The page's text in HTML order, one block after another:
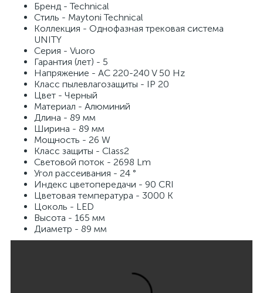
Бренд - Technical
Стиль - Maytoni Technical
Коллекция - Однофазная трековая система
UNITY
Серия - Vuoro
Гарантия (лет) - 5
Напряжение - AC 220-240 V 50 Hz
Класс пылевлагозащиты - IP 20
Цвет - Черный
Материал - Алюминий
Длина - 89 мм
Ширина - 89 мм
Мощность - 26 W
Класс защиты - Class2
Световой поток - 2698 Lm
Угол рассеивания - 24 °
Индекс цветопередачи - 90 CRI
Цветовая температура - 3000 K
Цоколь - LED
Высота - 165 мм
Диаметр - 89 мм